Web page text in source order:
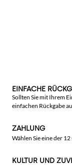
EINFACHE
Sollten Sie mit Ihrem
einfachen Rückgabe
ZAHLUNG
Wählen Sie eine der
KULTUR UND